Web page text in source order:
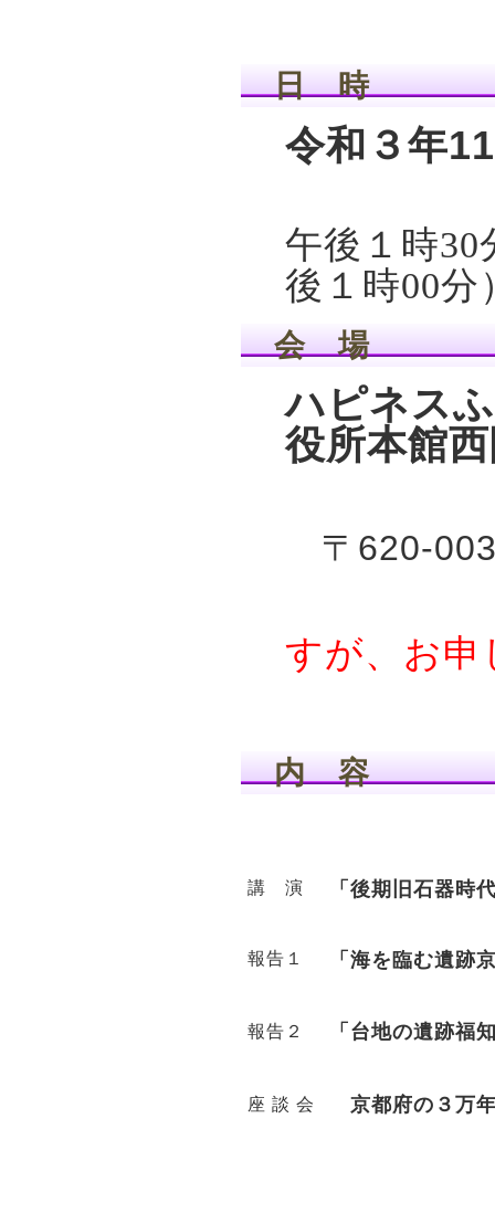
日 時
令和３年
午後１時30
後１時00分
会 場
ハピネス
役所本館
〒620-
すが、お申
内 容
講 演 「後期旧石器時
報告１ 「海を臨む遺跡
報告２ 「台地の遺跡福
座 談 会 京都府の３万